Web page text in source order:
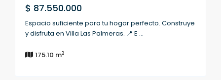
$ 87.550.000
Espacio suficiente para tu hogar perfecto. Construye
y disfruta en Villa Las Palmeras. 📍 E ...
175.10 m2